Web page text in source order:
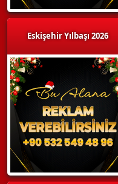
Eskişehir Yılbaşı 2026